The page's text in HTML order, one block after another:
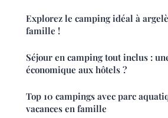
Explorez le camping idéal à
famille !
Séjour en camping tout inclus :
économique aux hôtels ?
Top 10 campings avec parc
vacances en famille